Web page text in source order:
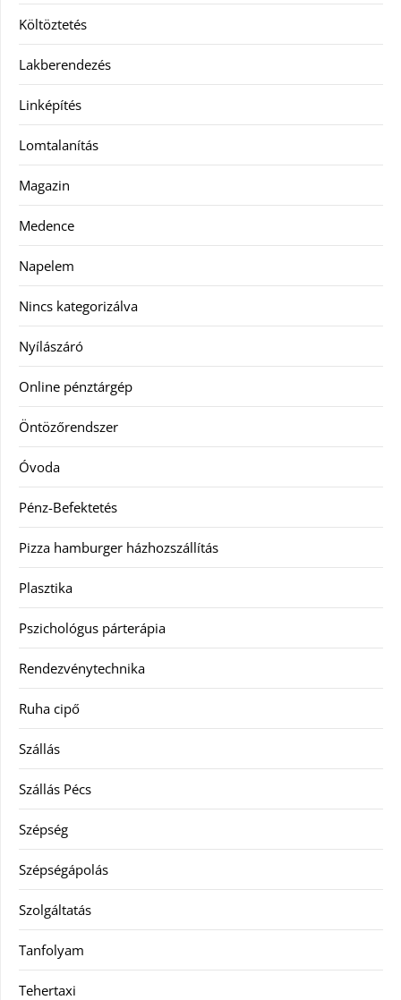
Költöztetés
Lakberendezés
Linképítés
Lomtalanítás
Magazin
Medence
Napelem
Nincs kategorizálva
Nyílászáró
Online pénztárgép
Öntözőrendszer
Óvoda
Pénz-Befektetés
Pizza hamburger házhozszállítás
Plasztika
Pszichológus párterápia
Rendezvénytechnika
Ruha cipő
Szállás
Szállás Pécs
Szépség
Szépségápolás
Szolgáltatás
Tanfolyam
Tehertaxi